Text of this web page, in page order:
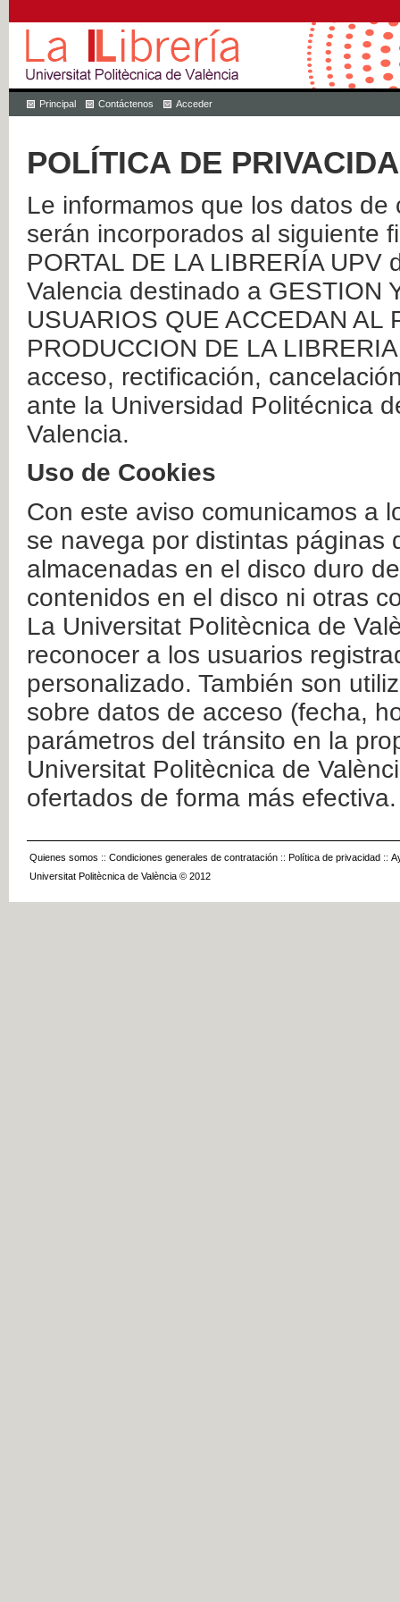
Principal Contáctenos Acceder
POLÍTICA DE
Le informamos que los datos
serán incorporados al siguiente
PORTAL DE LA LIBRERÍA
Valencia destinado a GESTION
USUARIOS QUE ACCEDAN AL
PRODUCCION DE LA
acceso, rectificación,
ante la Universidad Politécnica
Valencia.
Uso de Cookies
Con este aviso comunicamos a
se navega por distintas páginas
almacenadas en el disco duro
contenidos en el disco ni otras
La Universitat Politècnica de
reconocer a los usuarios
personalizado. También son
sobre datos de acceso (fecha,
parámetros del tránsito en la
Universitat Politècnica de
ofertados de forma más efectiva.
Quienes somos :: Condiciones generales de contratación :: Política de privacidad ::
Universitat Politècnica de València © 2012